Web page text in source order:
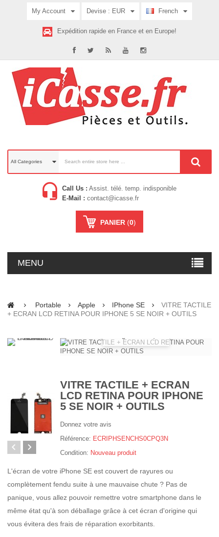
My Account Devise : EUR French
Expédition rapide en France et en Europe!
All Categories
Call Us : Assist. télé. temp. indisponible
E-Mail : contact@icasse.fr
PANIER (0)
MENU
Portable Apple IPhone SE
VITRE TACTILE
+ ECRAN LCD RETINA POUR IPHONE 5 SE NOIR + OUTILS
VITRE TACTILE + ECRAN
LCD RETINA POUR IPHONE
5 SE NOIR + OUTILS
Donnez votre avis
Référence: ECRIPHSENCHS0CPQ3N
Condition: Nouveau produit
L'écran de votre iPhone SE est couvert de rayures ou
complètement fendu suite à une mauvaise chute ? Pas de
panique, vous allez pouvoir remettre votre smartphone dans le
même état qu'à son déballage grâce à cet écran d'origine qui
vous évitera des frais de réparation exorbitants.